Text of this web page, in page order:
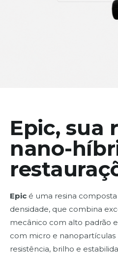
Epic, sua
nano-
Epic é uma resina
densidade, que combina
mecânico com alto padrão
com micro e
resistência, brilho e